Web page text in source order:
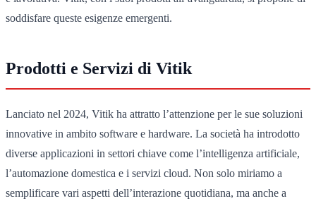
soddisfare queste esigenze emergenti.
Prodotti e Servizi di Vitik
Lanciato nel 2024, Vitik ha attratto l’attenzione per le sue soluzioni
innovative in ambito software e hardware. La società ha introdotto
diverse applicazioni in settori chiave come l’intelligenza artificiale,
l’automazione domestica e i servizi cloud. Non solo miriamo a
semplificare vari aspetti dell’interazione quotidiana, ma anche a